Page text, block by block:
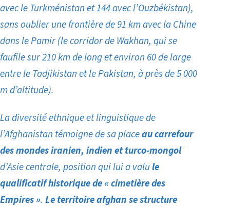
avec le Turkménistan et 144 avec l’Ouzbékistan),
sans oublierune frontière de 91 km avec la Chine
dans le Pamir(le corridor de Wakhan, qui se
faufile sur 210 km de long et environ 60 de large
entre le Tadjikistan et le Pakistan, à près de 5 000
m d’altitude).
La diversité ethnique et linguistique de
l’Afghanistan témoigne de sa placeau carrefour
des mondes iranien, indien et turco-mongol
d’Asie centrale, position qui lui a valule
qualificatif historique de « cimetière des
Empires ». Le territoire afghan se structure